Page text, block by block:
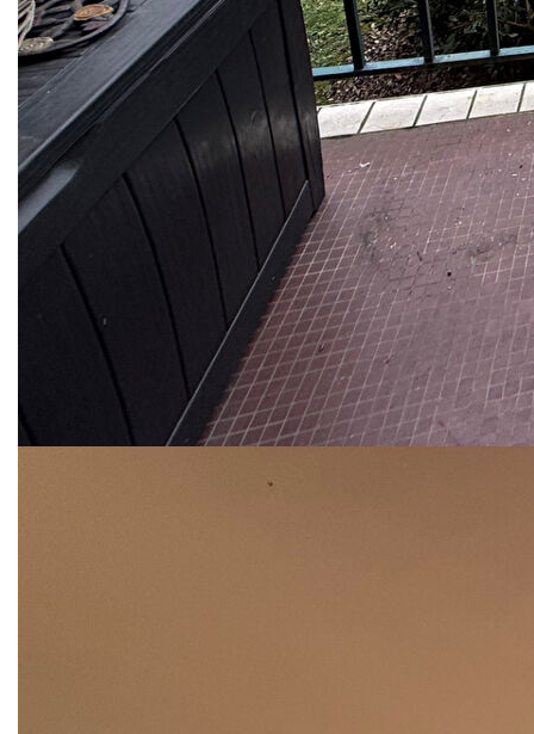
tranquillité. Cet espace de vie convivial permet de multiples
aménagements selon vos envies.
La cuisine aménagée, indépendante, peut facilement être
repensée pour s'adapter à un mode de vie moderne, avec
la possibilité d'une ouverture partielle sur le séjour.
L'espace nuit se compose de deux chambres confortables,
bien agencées, offrant calme et intimité. Une salle de bains
ainsi que des WC séparés viennent compléter cet
ensemble fonctionnel. La configuration actuelle permet
également d'envisager des évolutions selon vos besoins.
Une cave et une place de parking extérieure complètent ce
bien, apportant un confort supplémentaire au quotidien,